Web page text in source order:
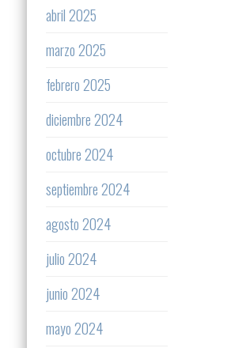
abril 2025
marzo 2025
febrero 2025
diciembre 2024
octubre 2024
septiembre 2024
agosto 2024
julio 2024
junio 2024
mayo 2024